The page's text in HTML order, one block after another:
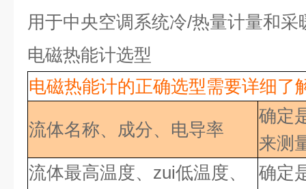
用于中央空调系统冷/热量计量和采
电磁热能计选型
电磁热能计的正确选型需要详细了
流体名称、成分、电导率
确定
来测
流体最高温度、zui低温度、
确定